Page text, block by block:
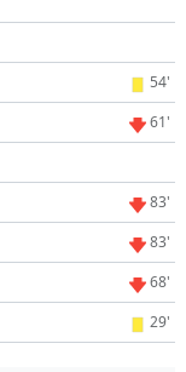
54'
61'
83'
83'
68'
29'